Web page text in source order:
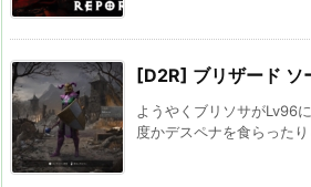
[D2R] ブリザード ソ
ようやくブリソサがLv96
度かデスペナを食らった